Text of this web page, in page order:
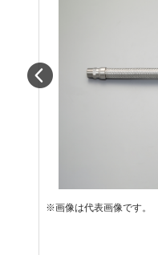
※画像は代表画像です。